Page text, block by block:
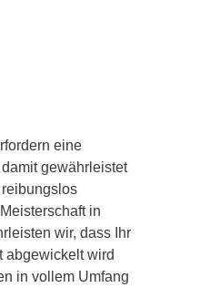
eine
gewährleistet
in
wir, dass Ihr
abgewickelt wird
in vollem Umfang